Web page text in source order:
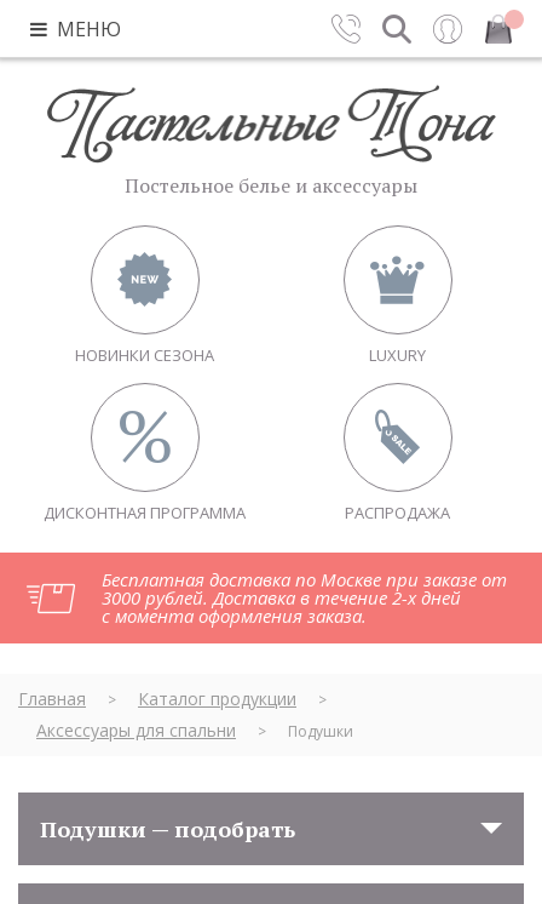
МЕНЮ Вход Закрыть
Постельное белье и аксессуары
НОВИНКИ СЕЗОНА LUXURY
ДИСКОНТНАЯ ПРОГРАММА РАСПРОДАЖА
Бесплатная доставка по Москве при заказе от
3000 рублей. Доставка в течение 2-х дней
с момента оформления заказа.
Главная > Каталог продукции >
Аксессуары для спальни > Подушки
Подушки — подобрать